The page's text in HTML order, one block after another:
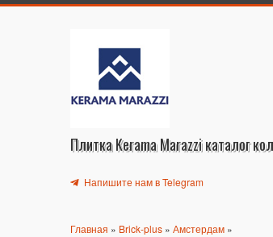
Плитка Kerama Marazzi каталог
Напишите нам в Telegram
Главная » Brick-plus » Амстердам »